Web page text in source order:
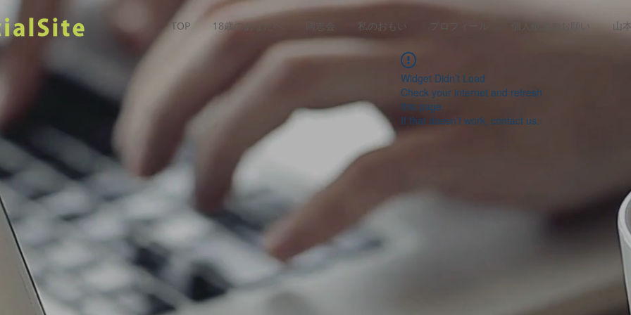
TOP 18歳のあなたへ 同志会 私のおもい プロフィール 個人献金のお願い 山
Widget Didn’t Load
Check your internet and refresh
this page.
If that doesn’t work, contact us.